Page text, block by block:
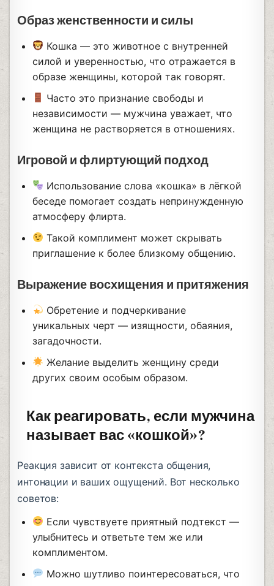
Образ женственности и силы
Кошка — это животное с внутренней
силой и уверенностью, что отражается в
образе женщины, которой так говорят.
Часто это признание свободы и
независимости — мужчина уважает, что
женщина не растворяется в отношениях.
Игровой и флиртующий подход
Использование слова «кошка» в лёгкой
беседе помогает создать непринужденную
атмосферу флирта.
Такой комплимент может скрывать
приглашение к более близкому общению.
Выражение восхищения и притяжения
Обретение и подчеркивание
уникальных черт — изящности, обаяния,
загадочности.
Желание выделить женщину среди
других своим особым образом.
Как реагировать, если мужчина
называет вас «кошкой»?
Реакция зависит от контекста общения,
интонации и ваших ощущений. Вот несколько
советов:
Если чувствуете приятный подтекст —
улыбнитесь и ответьте тем же или
комплиментом.
Можно шутливо поинтересоваться, что